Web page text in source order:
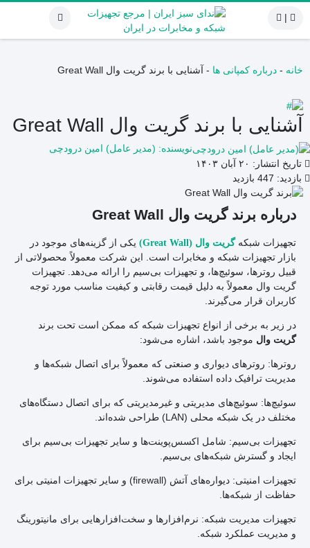
|
خانه - درباره کمپانی ها - آشنایی با برند گریت وال Great Wall
آشنایی با برند گریت وال Great Wall
نویسنده: (مدیر عامل) امین درودچی
تاریخ انتشار: ۲۰ آبان ۱۴۰۳
بازدید: 447 بازدید
درباره برند گریت وال Great Wall
تجهیزات شبکهگریت وال (Great Wall)
یکی از گزینه‌های موجود در
بازار تجهیزات شبکه و مخابرات است. این شرکت معمولاً محصولاتی از
قبیل روترها، سوئیچ‌ها، و تجهیزات بی‌سیم را ارائه می‌دهد. تجهیزات
گریت وال معمولاً به دلیل قیمت رقابتی و کیفیت مناسب مورد توجه
کاربران قرار می‌گیرند.
در زیر به برخی از انواع تجهیزات شبکه که ممکن است تحت برند
گریت وال موجود باشد، اشاره می‌شود:
روترها: روترهای دیواری و صنعتی که معمولاً برای اتصال شبکه‌ها و
مدیریت ترافیک داده استفاده می‌شوند.
سوئیچ‌ها: سوئیچ‌های مدیریتی و غیرمدیریتی که برای اتصال دستگاه‌های
مختلف در یک شبکه محلی (LAN) طراحی شده‌اند.
تجهیزات بی‌سیم: شامل اکسس‌پوینت‌ها و سایر تجهیزات بی‌سیم برای
ایجاد و گسترش شبکه‌های بی‌سیم.
تجهیزات امنیتی: دیواره‌های آتش (firewall) و سایر تجهیزات امنیتی برای
حفاظت از شبکه‌ها.
تجهیزات مدیریت شبکه: نرم‌افزارها و سخت‌افزارهایی برای مانیتورینگ
و مدیریت عملکرد شبکه.